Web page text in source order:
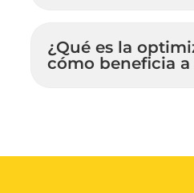
¿Qué es la
cómo beneficia